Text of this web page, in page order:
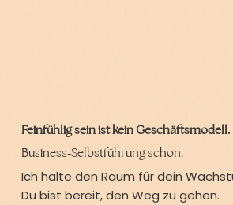
Feinfühlig sein ist kein Geschäftsmodell.
Business-Selbstführung schon.
Ich halte den Raum für dein
Du bist bereit, den Weg zu gehen.